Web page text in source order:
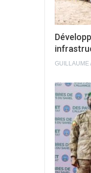
GUILLAUME